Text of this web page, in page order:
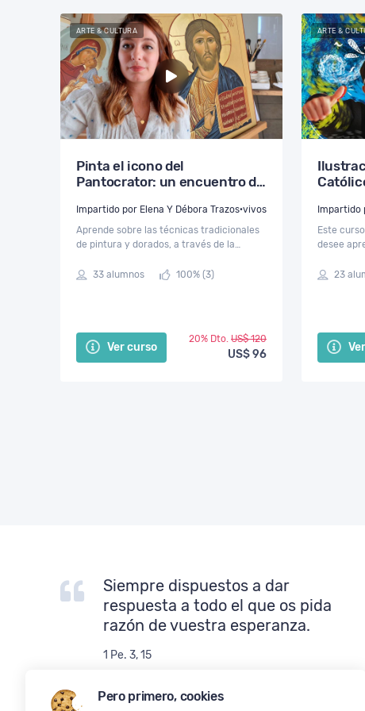
ARTE & CULTURA
Pinta el icono del
Pantocrator: un encuentro de
Impartido por Elena Y Débora Trazos·vivos
Aprende sobre las técnicas tradicionales
de pintura y dorados, a través de la
33 alumnos
100% (3)
Ver curso
20% Dto. US$ 120
US$ 96
ARTE &
Este
desee
23
Pero primero, cookies
Siempre dispuestos a dar
respuesta a todo el que os pida
razón de vuestra esperanza.
1 Pe. 3, 15